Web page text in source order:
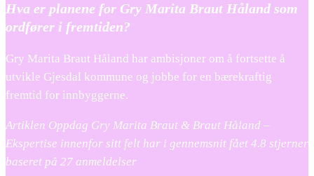
Hva er planene for Gry Marita Braut Håland som
ordfører i fremtiden?
Gry Marita Braut Håland har ambisjoner om å fortsette å
utvikle Gjesdal kommune og jobbe for en bærekraftig
fremtid for innbyggerne.
Artiklen Oppdag Gry Marita Braut & Braut Håland –
Ekspertise innenfor sitt felt har i gennemsnit fået 4.8 stjerner
baseret på 27 anmeldelser